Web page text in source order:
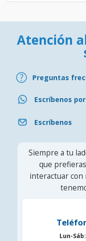
Atención
Preguntas
Escríbenos
Escríbenos
Siempre a tu
que
interactuar con
Lun-Sáb: